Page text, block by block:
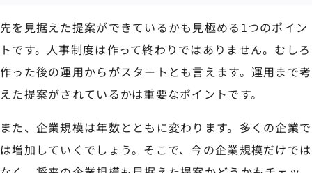
先を見据えた提案ができているかも見極める1つのポイン
トです。人事制度は作って終わりではありません。むしろ
作った後の運用からがスタートとも言えます。運用まで考
えた提案がされているかは重要なポイントです。
また、企業規模は年数とともに変わります。多くの企業で
は増加していくでしょう。そこで、今の企業規模だけでは